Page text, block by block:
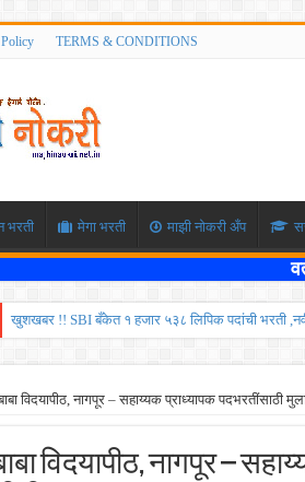
TERMS & CONDITIONS
भरती मेगा भरती माझी नोकरी अँप
खुशखबर !! SBI बँकेत १ हजार ५३८ लिपिक पदांची भरती
ISRO मध्ये ३३६ रिक्त पदांची भरती सुरु ; पदवीधरांसाठी
JEE च्या परीक्षेप्रमाणे NEET ची परीक्षा दोन
विदयापीठ, नागपूर – सहाय्यक प्राध्यापक पदभरतींसाठी
विदयापीठ, नागपूर –